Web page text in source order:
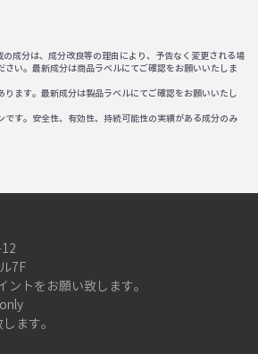
成分は、成分改良等の理由により、予告なく変更される場
さい。最新成分は商品ラベルにてご確認をお願いいたしま
ります。最新成分は製品ラベルにてご確認をお願いいたし
です。安全性、有効性、持続可能性の実績がある成分のみ
7F
ントをお願い致します。
ます。